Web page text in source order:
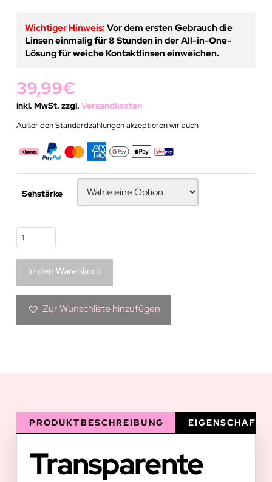
Wichtiger Hinweis:Vor dem ersten Gebrauch die
Linsen einmalig für 8 Stunden in der All-in-One-
Lösung für weiche Kontaktlinsen einweichen.
39,99€
inkl. MwSt. zzgl. Versandkosten
Außer den Standardzahlungen akzeptieren wir auch
Sehstärke
Transparente
Kontaktlinse
|
Clear
Menge
In den Warenkorb
Zur Wunschliste hinzufügen
PRODUKTBESCHREIBUNG
Transparente